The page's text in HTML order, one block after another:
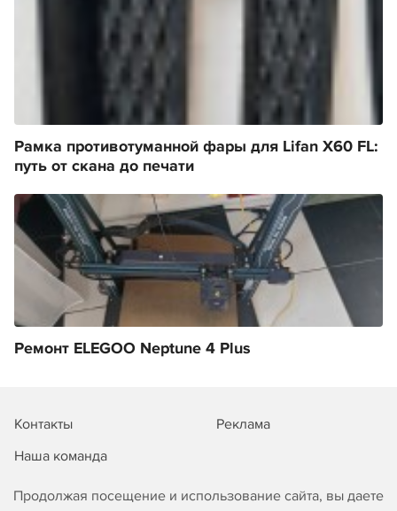
Продолжая посещение и использование сайта, вы даете
Рамка противотуманной фары для Lifan X60 FL:
путь от скана до печати
Ремонт ELEGOO Neptune 4 Plus
Контакты
Реклама
Наша команда